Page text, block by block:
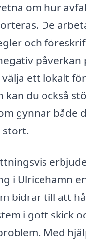
om hur
De
och
påverkan
ett lokalt
kan du också
gynnar både
stort.
i Ulricehamn
bidrar till att
i gott skick
Med